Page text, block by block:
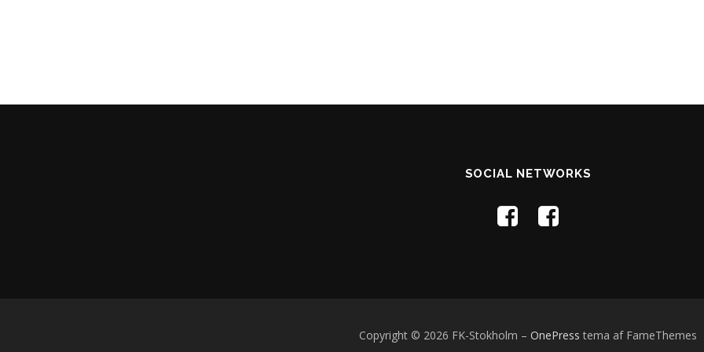
SOCIAL NETWORKS
Copyright © 2026 FK-Stokholm – OnePress tema af FameThemes